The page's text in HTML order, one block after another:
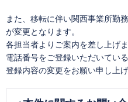
また、移転に伴い関西事業所勤
が変更となります。
各担当者よりご案内を差し上げ
電話番号をご登録いただいてい
登録内容の変更をお願い申し上げ